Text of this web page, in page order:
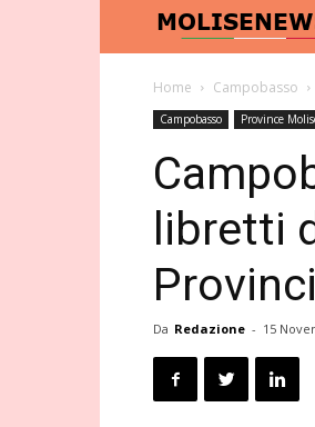
Home Campobasso
Campobasso Province
libretti
Da Redazione - 15